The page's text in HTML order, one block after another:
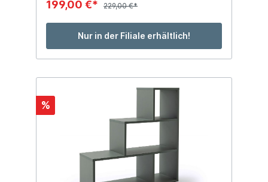
199,00 €* 229,00 €*
Nur in der Filiale erhältlich!
%